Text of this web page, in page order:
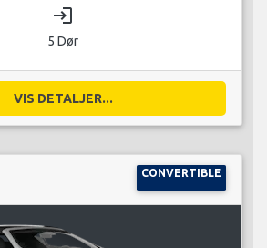
login
5 Dør
VIS DETALJER...
CONVERTIBLE